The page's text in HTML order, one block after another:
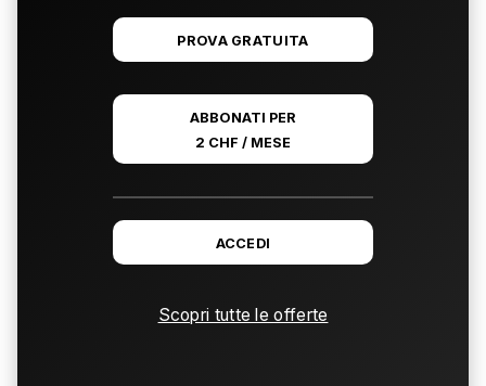
PROVA GRATUITA
ABBONATI PER
2 CHF / MESE
ACCEDI
Scopri tutte le offerte